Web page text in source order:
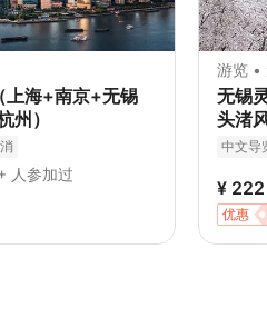
上海+南京+无锡
州）
人参加过
游览 •
无锡
头渚
中文导
¥ 222
优惠